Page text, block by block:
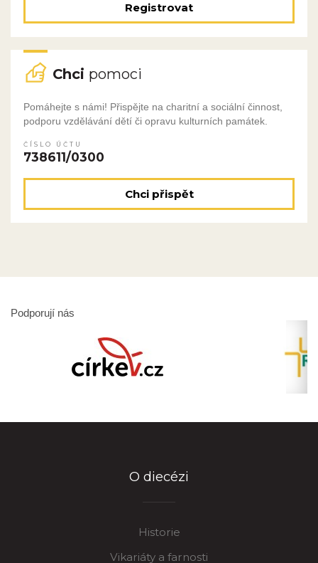
Registrovat
Chci pomoci
Pomáhejte s námi! Přispějte na charitní a sociální činnost,
podporu vzdělávání dětí či opravu kulturních památek.
ČÍSLO ÚČTU
738611/0300
Chci přispět
Podporují nás
O diecézi
Historie
Vikariáty a farnosti